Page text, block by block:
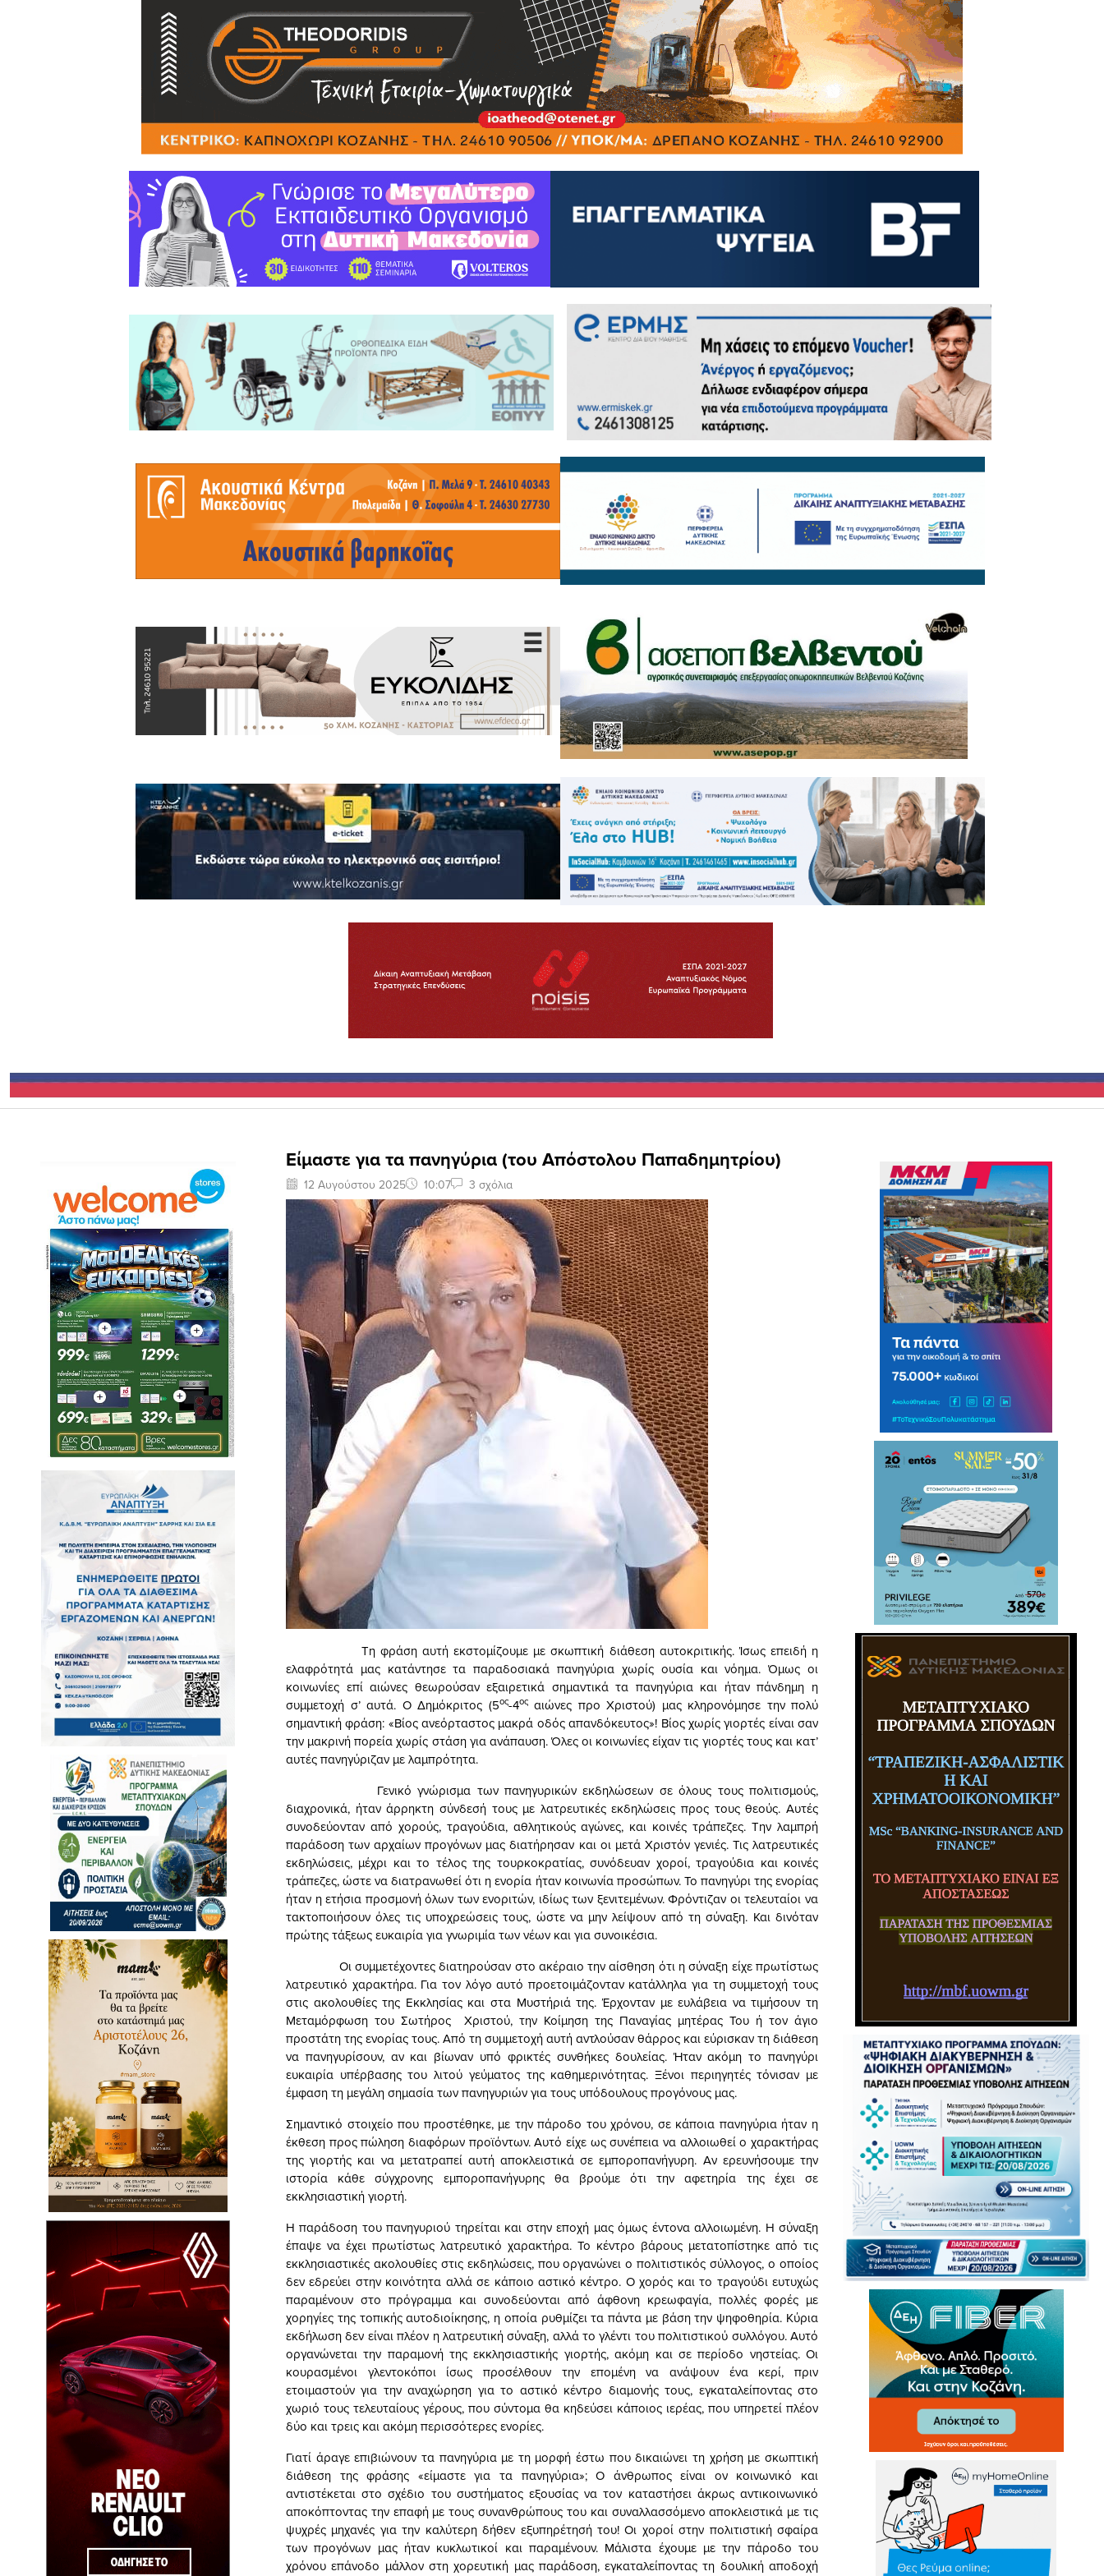
Είμαστε για τα πανηγύρια (του Απόστολου Παπαδημητρίου)
12 Αυγούστου 2025 10:07 3 σχόλια
Τη φράση αυτή εκστομίζουμε με σκωπτική διάθεση αυτοκριτικής. Ίσως επειδή η
ελαφρότητά μας κατάντησε τα παραδοσιακά πανηγύρια χωρίς ουσία και νόημα. Όμως οι
κοινωνίες επί αιώνες θεωρούσαν εξαιρετικά σημαντικά τα πανηγύρια και ήταν πάνδημη η
συμμετοχή σ’ αυτά. Ο Δημόκριτος (5ος-4οςαιώνες προ Χριστού) μας κληρονόμησε την πολύ
σημαντική φράση: «Βίος ανεόρταστος μακρά οδός απανδόκευτος»! Βίος χωρίς γιορτές είναι σαν
την μακρινή πορεία χωρίς στάση για ανάπαυση. Όλες οι κοινωνίες είχαν τις γιορτές τους και κατ’
αυτές πανηγύριζαν με λαμπρότητα.
Γενικό γνώρισμα των πανηγυρικών εκδηλώσεων σε όλους τους πολιτισμούς,
διαχρονικά, ήταν άρρηκτη σύνδεσή τους με λατρευτικές εκδηλώσεις προς τους θεούς. Αυτές
συνοδεύονταν από χορούς, τραγούδια, αθλητικούς αγώνες, και κοινές τράπεζες. Την λαμπρή
παράδοση των αρχαίων προγόνων μας διατήρησαν και οι μετά Χριστόν γενιές. Τις λατρευτικές
εκδηλώσεις, μέχρι και το τέλος της τουρκοκρατίας, συνόδευαν χοροί, τραγούδια και κοινές
τράπεζες, ώστε να διατρανωθεί ότι η ενορία ήταν κοινωνία προσώπων. Το πανηγύρι της ενορίας
ήταν η ετήσια προσμονή όλων των ενοριτών, ιδίως των ξενιτεμένων. Φρόντιζαν οι τελευταίοι να
τακτοποιήσουν όλες τις υποχρεώσεις τους, ώστε να μην λείψουν από τη σύναξη. Και δινόταν
πρώτης τάξεως ευκαιρία για γνωριμία των νέων και για συνοικέσια.
Οι συμμετέχοντες διατηρούσαν στο ακέραιο την αίσθηση ότι η σύναξη είχε πρωτίστως
λατρευτικό χαρακτήρα. Για τον λόγο αυτό προετοιμάζονταν κατάλληλα για τη συμμετοχή τους
στις ακολουθίες της Εκκλησίας και στα Μυστήριά της. Έρχονταν με ευλάβεια να τιμήσουν τη
Μεταμόρφωση του Σωτήρος Χριστού, την Κοίμηση της Παναγίας μητέρας Του ή τον άγιο
προστάτη της ενορίας τους. Από τη συμμετοχή αυτή αντλούσαν θάρρος και εύρισκαν τη διάθεση
να πανηγυρίσουν, αν και βίωναν υπό φρικτές συνθήκες δουλείας. Ήταν ακόμη το πανηγύρι
ευκαιρία υπέρβασης του λιτού γεύματος της καθημερινότητας. Ξένοι περιηγητές τόνισαν με
έμφαση τη μεγάλη σημασία των πανηγυριών για τους υπόδουλους προγόνους μας.
Σημαντικό στοιχείο που προστέθηκε, με την πάροδο του χρόνου, σε κάποια πανηγύρια ήταν η
έκθεση προς πώληση διαφόρων προϊόντων. Αυτό είχε ως συνέπεια να αλλοιωθεί ο χαρακτήρας
της γιορτής και να μετατραπεί αυτή αποκλειστικά σε εμποροπανήγυρη. Αν ερευνήσουμε την
ιστορία κάθε σύγχρονης εμποροπανήγυρης θα βρούμε ότι την αφετηρία της έχει σε
εκκλησιαστική γιορτή.
Η παράδοση του πανηγυριού τηρείται και στην εποχή μας όμως έντονα αλλοιωμένη. Η σύναξη
έπαψε να έχει πρωτίστως λατρευτικό χαρακτήρα. Το κέντρο βάρους μετατοπίστηκε από τις
εκκλησιαστικές ακολουθίες στις εκδηλώσεις, που οργανώνει ο πολιτιστικός σύλλογος, ο οποίος
δεν εδρεύει στην κοινότητα αλλά σε κάποιο αστικό κέντρο. Ο χορός και το τραγούδι ευτυχώς
παραμένουν στο πρόγραμμα και συνοδεύονται από άφθονη κρεωφαγία, πολλές φορές με
χορηγίες της τοπικής αυτοδιοίκησης, η οποία ρυθμίζει τα πάντα με βάση την ψηφοθηρία. Κύρια
εκδήλωση δεν είναι πλέον η λατρευτική σύναξη, αλλά το γλέντι του πολιτιστικού συλλόγου. Αυτό
οργανώνεται την παραμονή της εκκλησιαστικής γιορτής, ακόμη και σε περίοδο νηστείας. Οι
κουρασμένοι γλεντοκόποι ίσως προσέλθουν την επομένη να ανάψουν ένα κερί, πριν
ετοιμαστούν για την αναχώρηση για το αστικό κέντρο διαμονής τους, εγκαταλείποντας στο
χωριό τους τελευταίους γέρους, που σύντομα θα κηδεύσει κάποιος ιερέας, που υπηρετεί πλέον
δύο και τρεις και ακόμη περισσότερες ενορίες.
Γιατί άραγε επιβιώνουν τα πανηγύρια με τη μορφή έστω που δικαιώνει τη χρήση με σκωπτική
διάθεση της φράσης «είμαστε για τα πανηγύρια»; Ο άνθρωπος είναι ον κοινωνικό και
αντιστέκεται στο σχέδιο του συστήματος εξουσίας να τον καταστήσει άκρως αντικοινωνικό
αποκόπτοντας την επαφή με τους συνανθρώπους του και συναλλασσόμενο αποκλειστικά με τις
ψυχρές μηχανές για την καλύτερη δήθεν εξυπηρέτησή του! Οι χοροί στην πολιτιστική σφαίρα
των προγόνων μας ήταν κυκλωτικοί και παραμένουν. Μάλιστα έχουμε με την πάροδο του
χρόνου επάνοδο μάλλον στη χορευτική μας παράδοση, εγκαταλείποντας τη δουλική αποδοχή